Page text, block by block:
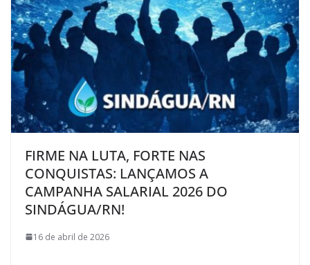
FIRME NA LUTA, FORTE NAS
CONQUISTAS: LANÇAMOS A
CAMPANHA SALARIAL 2026 DO
SINDÁGUA/RN!
16 de abril de 2026